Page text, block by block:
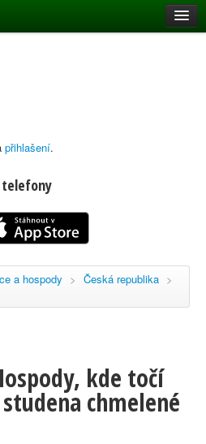
přihlašení.
telefony
a hospody > Česká republika >
kde točí
chmelené